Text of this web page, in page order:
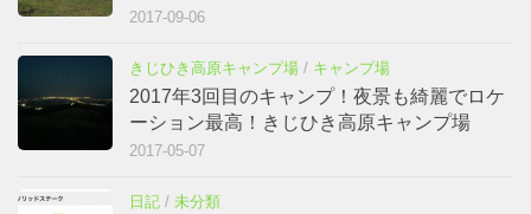
2017-09-06
きじひき高原キャンプ場 / キャンプ場
2017年3回目のキャンプ！夜景も綺麗でロケ
ーション最高！きじひき高原キャンプ場
2017-05-07
日記 / 未分類